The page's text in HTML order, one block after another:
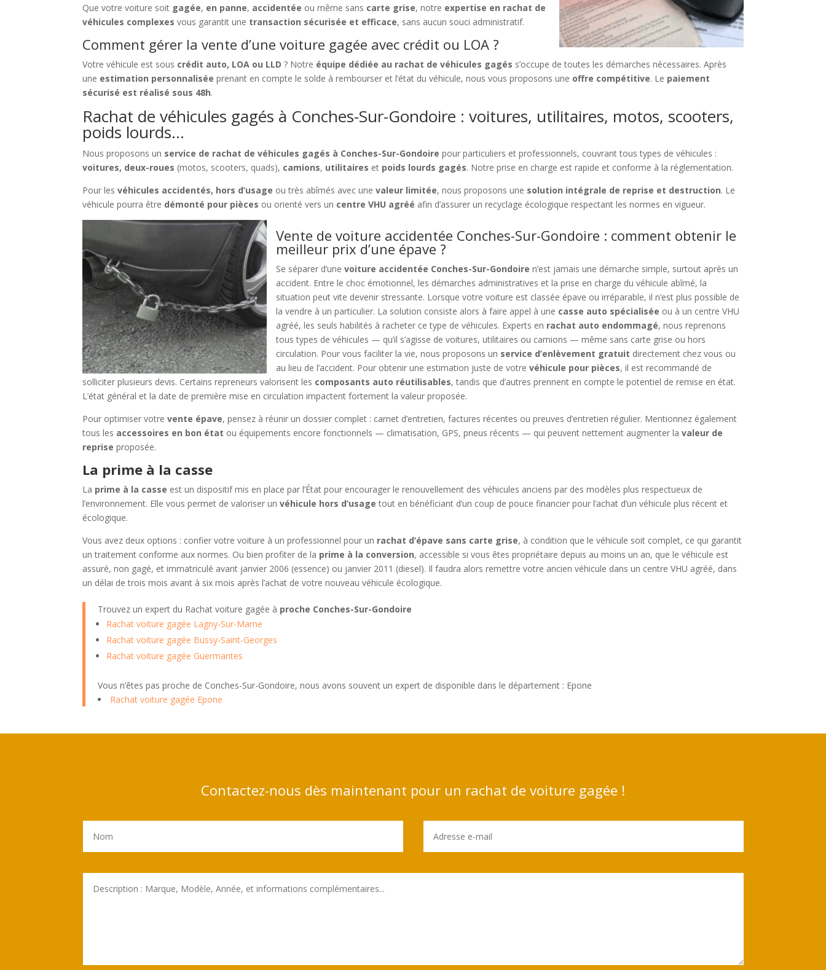
Que votre voiture soit gagée, en panne, accidentée ou même sans carte grise, notre expertise en rachat de
véhicules complexes vous garantit une transaction sécurisée et efficace, sans aucun souci administratif.
Comment gérer la vente d’une voiture gagée avec crédit ou LOA ?
Votre véhicule est sous crédit auto, LOA ou LLD ? Notre équipe dédiée au rachat de véhicules gagés s’occupe de toutes les démarches nécessaires. Après
une estimation personnalisée prenant en compte le solde à rembourser et l’état du véhicule, nous vous proposons une offre compétitive. Le paiement
sécurisé est réalisé sous 48h.
Rachat de véhicules gagés à Conches-Sur-Gondoire : voitures, utilitaires, motos, scooters,
poids lourds…
Nous proposons un service de rachat de véhicules gagés à Conches-Sur-Gondoire pour particuliers et professionnels, couvrant tous types de véhicules :
voitures, deux-roues (motos, scooters, quads), camions, utilitaires et poids lourds gagés. Notre prise en charge est rapide et conforme à la réglementation.
Pour lesvéhicules accidentés, hors d’usage ou très abîmés avec unevaleur limitée, nous proposons une solution intégrale de reprise et destruction. Le
véhicule pourra être démonté pour pièces ou orienté vers un centre VHU agréé afin d’assurer un recyclage écologique respectant les normes en vigueur.
Vente de voiture accidentée Conches-Sur-Gondoire : comment obtenir le
meilleur prix d’une épave ?
Se séparer d’unevoiture accidentée Conches-Sur-Gondoire n’est jamais une démarche simple, surtout après un
accident. Entre le choc émotionnel, les démarches administratives et la prise en charge du véhicule abîmé, la
situation peut vite devenir stressante. Lorsque votre voiture est classée épave ou irréparable, il n’est plus possible de
la vendre à un particulier. La solution consiste alors à faire appel à une casse auto spécialisée ou à un centre VHU
agréé, les seuls habilités à racheter ce type de véhicules. Experts en rachat auto endommagé, nous reprenons
tous types de véhicules — qu’il s’agisse de voitures, utilitaires ou camions — même sans carte grise ou hors
circulation. Pour vous faciliter la vie, nous proposons un service d’enlèvement gratuit directement chez vous ou
au lieu de l’accident. Pour obtenir une estimation juste de votrevéhicule pour pièces, il est recommandé de
solliciter plusieurs devis. Certains repreneurs valorisent les composants auto réutilisables, tandis que d’autres prennent en compte le potentiel de remise en état.
L’état général et la date de première mise en circulation impactent fortement la valeur proposée.
Pour optimiser votrevente épave, pensez à réunir un dossier complet : carnet d’entretien, factures récentes ou preuves d’entretien régulier. Mentionnez également
tous les accessoires en bon état ou équipements encore fonctionnels — climatisation, GPS, pneus récents — qui peuvent nettement augmenter lavaleur de
reprise proposée.
La prime à la casse
La prime à la casse est un dispositif mis en place par l’État pour encourager le renouvellement des véhicules anciens par des modèles plus respectueux de
l’environnement. Elle vous permet de valoriser unvéhicule hors d’usage tout en bénéficiant d’un coup de pouce financier pour l’achat d’un véhicule plus récent et
écologique.
Vous avez deux options : confier votre voiture à un professionnel pour un rachat d’épave sans carte grise, à condition que le véhicule soit complet, ce qui garantit
un traitement conforme aux normes. Ou bien profiter de la prime à la conversion, accessible si vous êtes propriétaire depuis au moins un an, que le véhicule est
assuré, non gagé, et immatriculé avant janvier 2006 (essence) ou janvier 2011 (diesel). Il faudra alors remettre votre ancien véhicule dans un centre VHU agréé, dans
un délai de trois mois avant à six mois après l’achat de votre nouveau véhicule écologique.
Trouvez un expert du Rachat voiture gagée à proche Conches-Sur-Gondoire
Rachat voiture gagée Lagny-Sur-Marne
Rachat voiture gagée Bussy-Saint-Georges
Rachat voiture gagée Guermantes
Vous n’êtes pas proche de Conches-Sur-Gondoire, nous avons souvent un expert de disponible dans le département : Epone
Rachat voiture gagée Epone
Contactez-nous dès maintenant pour un rachat de voiture gagée !